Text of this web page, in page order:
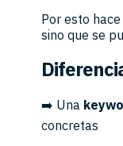
Por esto
sino que se
➡️ Una
concretas